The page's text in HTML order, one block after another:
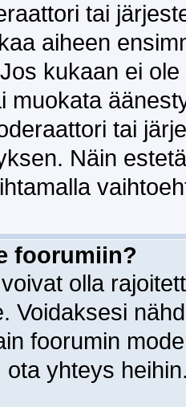
tai
aiheen
kukaan ei
muokata
tai
Näin
foorumiin?
olla
Voidaksesi
foorumin
ota yhteys